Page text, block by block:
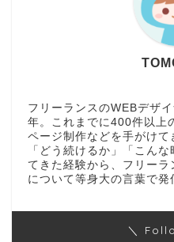
フリーランスのWEBデザ
年。これまでに400件以上
ページ制作などを手がけて
「どう続けるか」「こん
てきた経験から、フリー
について等身大の言葉で発
＼